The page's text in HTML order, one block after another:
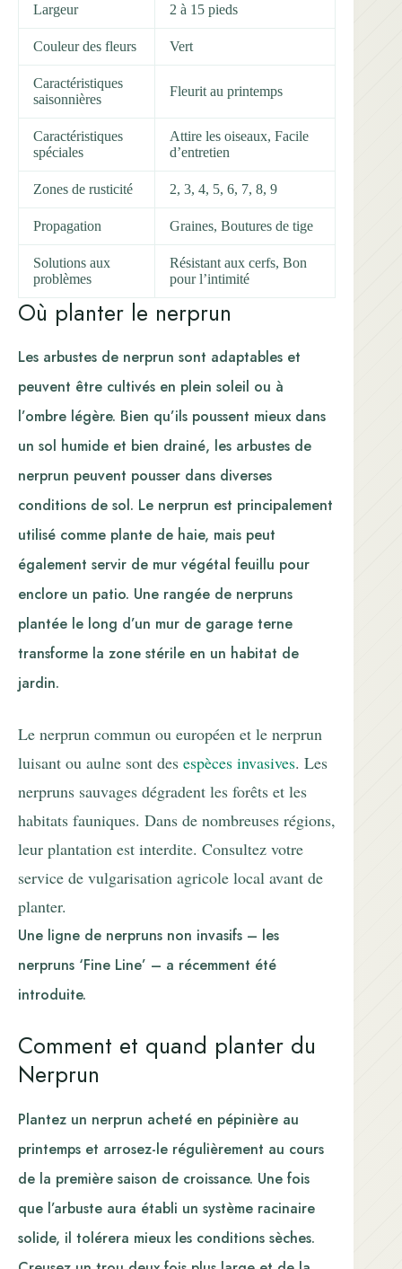
Largeur 2 à 15 pieds
Couleur des fleurs Vert
Caractéristiques
saisonnières
Fleurit au printemps
Caractéristiques
spéciales
Attire les oiseaux, Facile
d’entretien
Zones de rusticité 2, 3, 4, 5, 6, 7, 8, 9
Propagation Graines, Boutures de tige
Solutions aux
problèmes
Résistant aux cerfs, Bon
pour l’intimité
Où planter le nerprun
Les arbustes de nerprun sont adaptables et
peuvent être cultivés en plein soleil ou à
l’ombre légère. Bien qu’ils poussent mieux dans
un sol humide et bien drainé, les arbustes de
nerprun peuvent pousser dans diverses
conditions de sol. Le nerprun est principalement
utilisé comme plante de haie, mais peut
également servir de mur végétal feuillu pour
enclore un patio. Une rangée de nerpruns
plantée le long d’un mur de garage terne
transforme la zone stérile en un habitat de
jardin.
Le nerprun commun ou européen et le nerprun
luisant ou aulne sont des espèces invasives. Les
nerpruns sauvages dégradent les forêts et les
habitats fauniques. Dans de nombreuses régions,
leur plantation est interdite. Consultez votre
service de vulgarisation agricole local avant de
planter.
Une ligne de nerpruns non invasifs – les
nerpruns ‘Fine Line’ – a récemment été
introduite.
Comment et quand planter du
Nerprun
Plantez un nerprun acheté en pépinière au
printemps et arrosez-le régulièrement au cours
de la première saison de croissance. Une fois
que l’arbuste aura établi un système racinaire
solide, il tolérera mieux les conditions sèches.